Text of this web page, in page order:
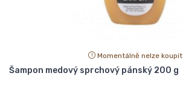
Momentálně nelze koupit
Šampon medový sprchový pánský 200 g